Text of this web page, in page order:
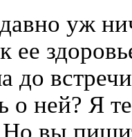
уж
ее
до
о ней? Я